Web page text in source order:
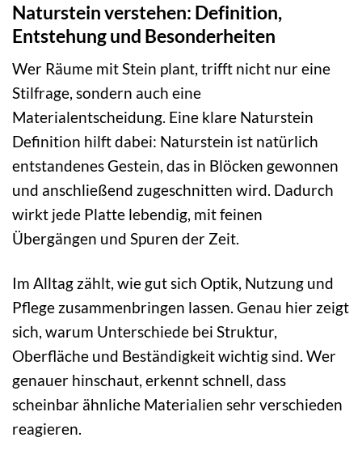
Naturstein verstehen: Definition,
Entstehung und Besonderheiten
Wer Räume mit Stein plant, trifft nicht nur eine
Stilfrage, sondern auch eine
Materialentscheidung. Eine klare Naturstein
Definition hilft dabei: Naturstein ist natürlich
entstandenes Gestein, das in Blöcken gewonnen
und anschließend zugeschnitten wird. Dadurch
wirkt jede Platte lebendig, mit feinen
Übergängen und Spuren der Zeit.
Im Alltag zählt, wie gut sich Optik, Nutzung und
Pflege zusammenbringen lassen. Genau hier zeigt
sich, warum Unterschiede bei Struktur,
Oberfläche und Beständigkeit wichtig sind. Wer
genauer hinschaut, erkennt schnell, dass
scheinbar ähnliche Materialien sehr verschieden
reagieren.